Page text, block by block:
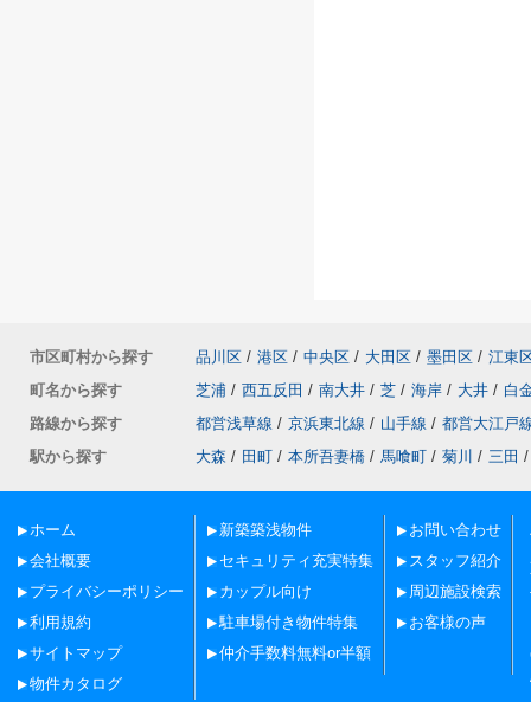
市区町村から探す 品川区 / 港区 / 中央区 / 大田区 / 墨田区 / 江東
町名から探す
芝浦 / 西五反田 / 南大井 / 芝 / 海岸 / 大井 / 白
路線から探す
都営浅草線 / 京浜東北線 / 山手線 / 都営大江戸
駅から探す
大森 / 田町 / 本所吾妻橋 / 馬喰町 / 菊川 / 三田 /
ホーム
会社概要
プライバシーポリシー
利用規約
サイトマップ
物件カタログ
新築築浅物件
セキュリティ充実特集
カップル向け
駐車場付き物件特集
仲介手数料無料or半額
お問い合わせ
スタッフ紹介
周辺施設検索
お客様の声